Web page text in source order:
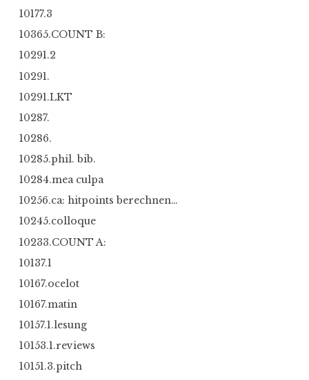
10177.3
10365.COUNT B:
10291.2
10291.
10291.LKT
10287.
10286.
10285.phil. bib.
10284.mea culpa
10256.ca: hitpoints berechnen…
10245.colloque
10233.COUNT A:
10137.1
10167.ocelot
10167.matin
10157.1.lesung
10153.1.reviews
10151.3.pitch